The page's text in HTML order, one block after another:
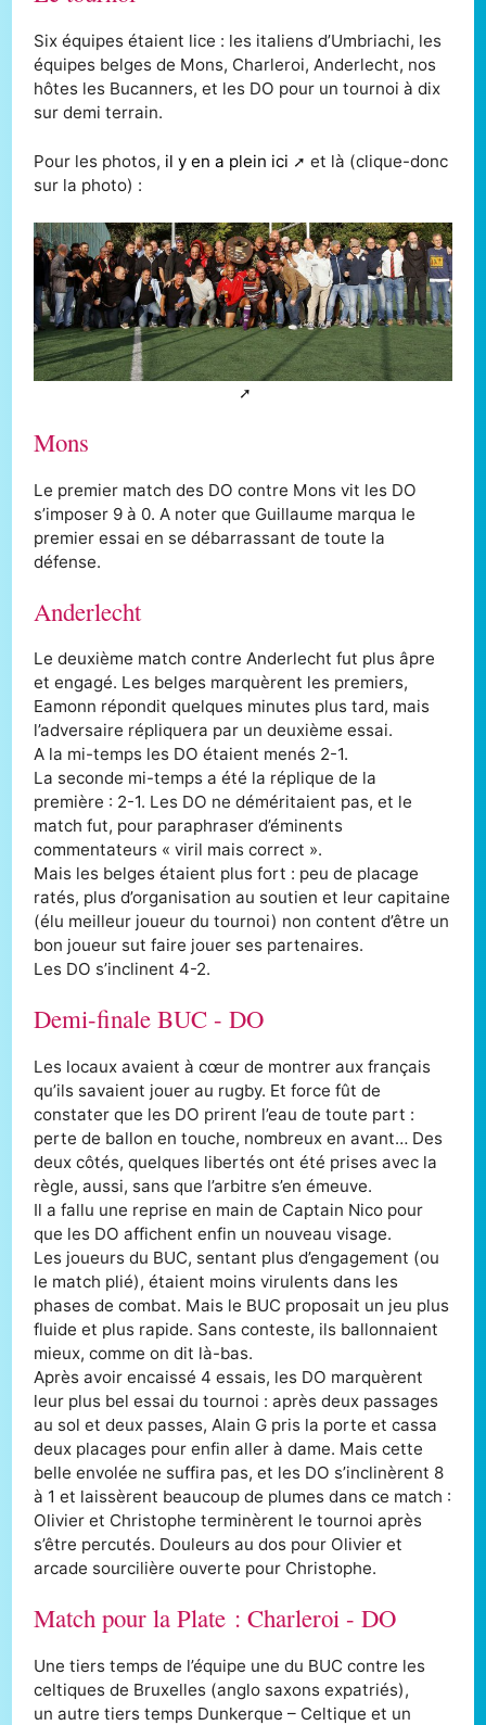
Six équipes étaient lice : les italiens d’Umbriachi, les
équipes belges de Mons, Charleroi, Anderlecht, nos
hôtes les Bucanners, et les DO pour un tournoi à dix
sur demi terrain.
Pour les photos, il y en a plein ici
et là (clique-donc
sur la photo) :
Mons
Le premier match des DO contre Mons vit les DO
s’imposer 9 à 0. A noter que Guillaume marqua le
premier essai en se débarrassant de toute la
défense.
Anderlecht
Le deuxième match contre Anderlecht fut plus âpre
et engagé. Les belges marquèrent les premiers,
Eamonn répondit quelques minutes plus tard, mais
l’adversaire répliquera par un deuxième essai.
A la mi-temps les DO étaient menés 2-1.
La seconde mi-temps a été la réplique de la
première : 2-1. Les DO ne déméritaient pas, et le
match fut, pour paraphraser d’éminents
commentateurs « viril mais correct ».
Mais les belges étaient plus fort : peu de placage
ratés, plus d’organisation au soutien et leur capitaine
(élu meilleur joueur du tournoi) non content d’être un
bon joueur sut faire jouer ses partenaires.
Les DO s’inclinent 4-2.
Demi-finale BUC - DO
Les locaux avaient à cœur de montrer aux français
qu’ils savaient jouer au rugby. Et force fût de
constater que les DO prirent l’eau de toute part :
perte de ballon en touche, nombreux en avant… Des
deux côtés, quelques libertés ont été prises avec la
règle, aussi, sans que l’arbitre s’en émeuve.
Il a fallu une reprise en main de Captain Nico pour
que les DO affichent enfin un nouveau visage.
Les joueurs du BUC, sentant plus d’engagement (ou
le match plié), étaient moins virulents dans les
phases de combat. Mais le BUC proposait un jeu plus
fluide et plus rapide. Sans conteste, ils ballonnaient
mieux, comme on dit là-bas.
Après avoir encaissé 4 essais, les DO marquèrent
leur plus bel essai du tournoi : après deux passages
au sol et deux passes, Alain G pris la porte et cassa
deux placages pour enfin aller à dame. Mais cette
belle envolée ne suffira pas, et les DO s’inclinèrent 8
à 1 et laissèrent beaucoup de plumes dans ce match :
Olivier et Christophe terminèrent le tournoi après
s’être percutés. Douleurs au dos pour Olivier et
arcade sourcilière ouverte pour Christophe.
Match pour la Plate : Charleroi - DO
Une tiers temps de l’équipe une du BUC contre les
celtiques de Bruxelles (anglo saxons expatriés),
un autre tiers temps Dunkerque – Celtique et un